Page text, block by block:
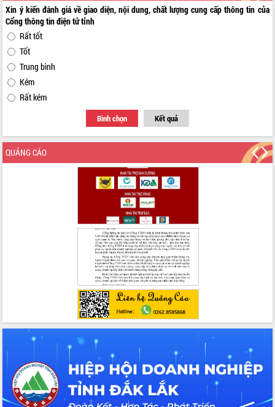
Xin ý kiến đánh giá về giao diện, nội dung, chất lượng cung cấp thông tin của
Cổng thông tin điện tử tỉnh
Rất tốt
Tốt
Trung bình
Kém
Rất kém
Bình chọn Kết quả
QUẢNG CÁO